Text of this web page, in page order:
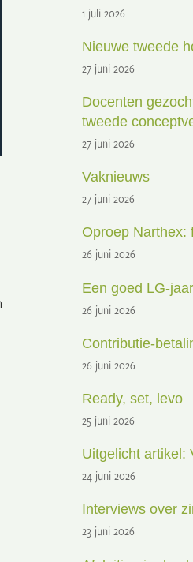
1 juli 2026
Nieuwe tweede
27 juni 2026
Docenten
tweede
27 juni 2026
Vaknieuws
27 juni 2026
Oproep Narthex:
26 juni 2026
Een goed LG-jaar
26 juni 2026
Contributie-
26 juni 2026
Ready, set, levo
25 juni 2026
Uitgelicht artikel:
24 juni 2026
Interviews over
23 juni 2026